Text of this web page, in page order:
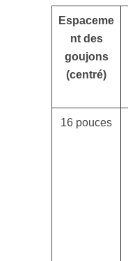
Espaceme
nt des
goujons
(centré)
16 pouces